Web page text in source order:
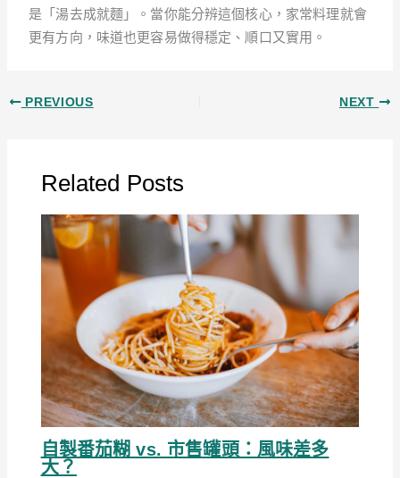
是「湯去成就麵」。當你能分辨這個核心，家常料理就會
更有方向，味道也更容易做得穩定、順口又實用。
PREVIOUS NEXT
Related Posts
自製番茄糊 vs. 市售罐頭：風味差多
大？